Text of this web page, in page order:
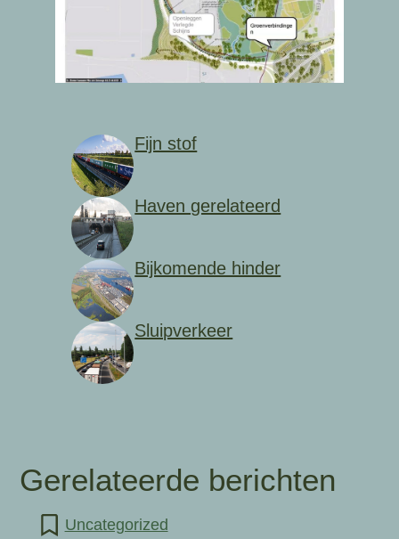
Fijn stof
Haven gerelateerd
Bijkomende hinder
Sluipverkeer
Gerelateerde berichten
Uncategorized